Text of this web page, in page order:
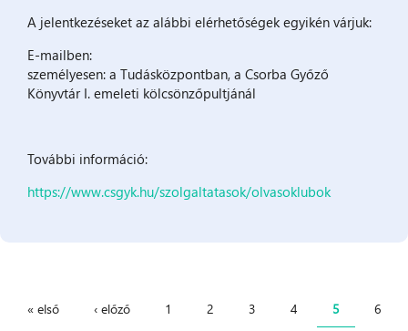
A jelentkezéseket az alábbi elérhetőségek egyikén várjuk:
E-mailben:
személyesen: a Tudásközpontban, a Csorba Győző
Könyvtár I. emeleti kölcsönzőpultjánál
További információ:
https://www.csgyk.hu/szolgaltatasok/olvasoklubok
« első ‹ előző 1 2 3 4 5
6